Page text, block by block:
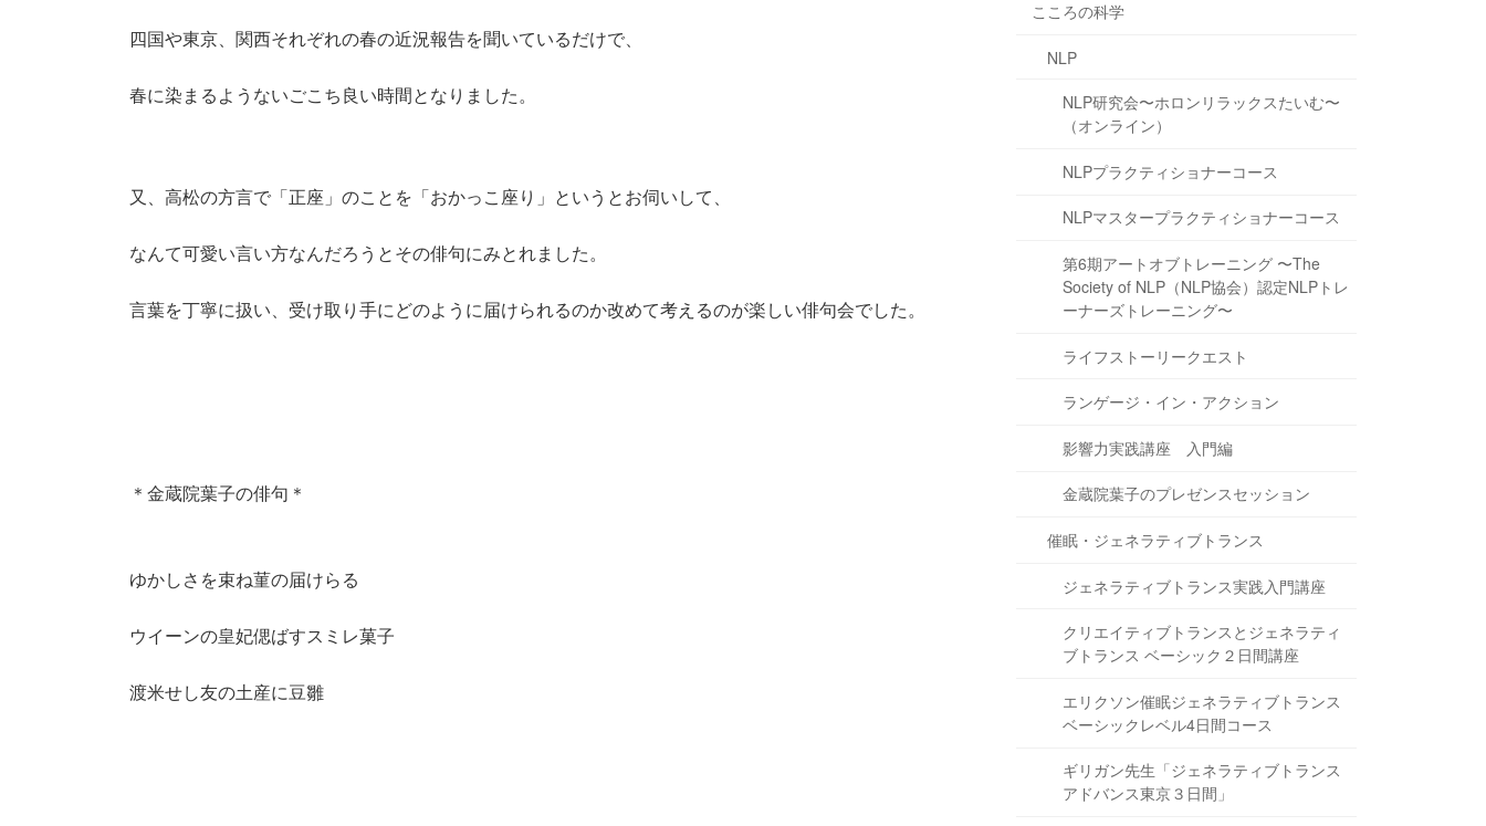
四国や東京、関西それぞれの春の近況報告を聞いているだけで、
春に染まるようないごこち良い時間となりました。
又、高松の方言で「正座」のことを「おかっこ座り」というとお伺いして、
なんて可愛い言い方なんだろうとその俳句にみとれました。
言葉を丁寧に扱い、受け取り手にどのように届けられるのか改めて考えるのが楽しい俳句会でした。
＊金蔵院葉子の俳句＊
ゆかしさを束ね菫の届けらる
ウイーンの皇妃偲ばすスミレ菓子
渡米せし友の土産に豆雛
こころの科学
NLP
NLP研究会〜ホロンリラックスたいむ〜
（オンライン）
NLPプラクティショナーコース
NLPマスタープラクティショナーコース
第6期アートオブトレーニング 〜The
Society of NLP（NLP協会）認定NLPトレ
ーナーズトレーニング〜
ライフストーリークエスト
ランゲージ・イン・アクション
影響力実践講座 入門編
金蔵院葉子のプレゼンスセッション
催眠・ジェネラティブトランス
ジェネラティブトランス実践入門講座
クリエイティブトランスとジェネラティ
ブトランス ベーシック２日間講座
エリクソン催眠ジェネラティブトランス
ベーシックレベル4日間コース
ギリガン先生「ジェネラティブトランス
アドバンス東京３日間」